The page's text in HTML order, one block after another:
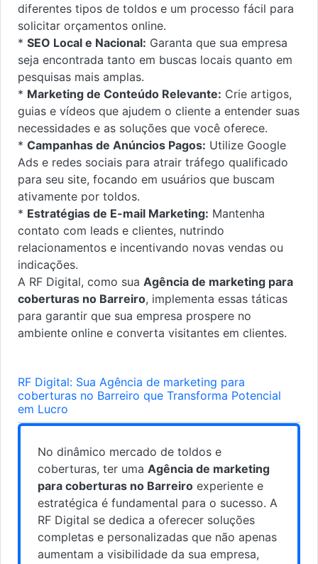
diferentes tipos de toldos e um processo fácil para
solicitar orçamentos online.
* SEO Local e Nacional: Garanta que sua empresa
seja encontrada tanto em buscas locais quanto em
pesquisas mais amplas.
* Marketing de Conteúdo Relevante: Crie artigos,
guias e vídeos que ajudem o cliente a entender suas
necessidades e as soluções que você oferece.
* Campanhas de Anúncios Pagos: Utilize Google
Ads e redes sociais para atrair tráfego qualificado
para seu site, focando em usuários que buscam
ativamente por toldos.
* Estratégias de E-mail Marketing: Mantenha
contato com leads e clientes, nutrindo
relacionamentos e incentivando novas vendas ou
indicações.
A RF Digital, como sua Agência de marketing para
coberturas no Barreiro, implementa essas táticas
para garantir que sua empresa prospere no
ambiente online e converta visitantes em clientes.
RF Digital: Sua Agência de marketing para
coberturas no Barreiro que Transforma Potencial
em Lucro
No dinâmico mercado de toldos e
coberturas, ter uma Agência de marketing
para coberturas no Barreiro experiente e
estratégica é fundamental para o sucesso. A
RF Digital se dedica a oferecer soluções
completas e personalizadas que não apenas
aumentam a visibilidade da sua empresa,